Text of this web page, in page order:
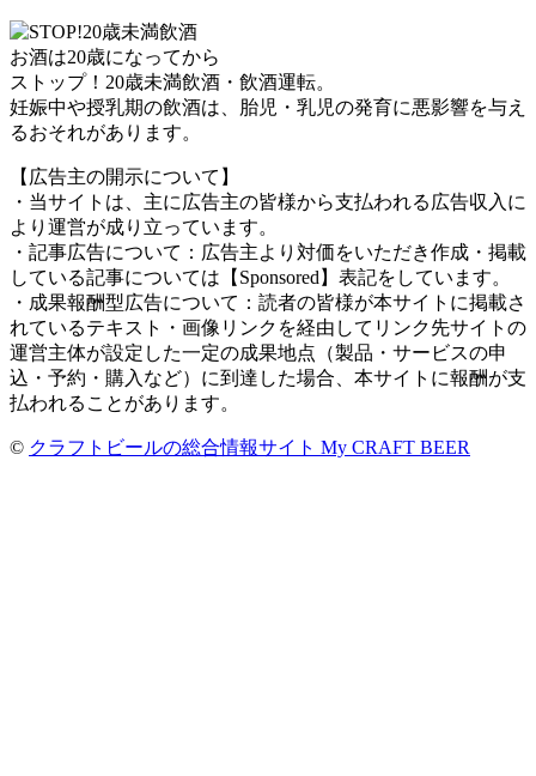
お酒は20歳になってから
ストップ！20歳未満飲酒・飲酒運転。
妊娠中や授乳期の飲酒は、胎児・乳児の発育に悪影響を与え
るおそれがあります。
【広告主の開示について】
・当サイトは、主に広告主の皆様から支払われる広告収入に
より運営が成り立っています。
・記事広告について：広告主より対価をいただき作成・掲載
している記事については【Sponsored】表記をしています。
・成果報酬型広告について：読者の皆様が本サイトに掲載さ
れているテキスト・画像リンクを経由してリンク先サイトの
運営主体が設定した一定の成果地点（製品・サービスの申
込・予約・購入など）に到達した場合、本サイトに報酬が支
払われることがあります。
© クラフトビールの総合情報サイト My CRAFT BEER